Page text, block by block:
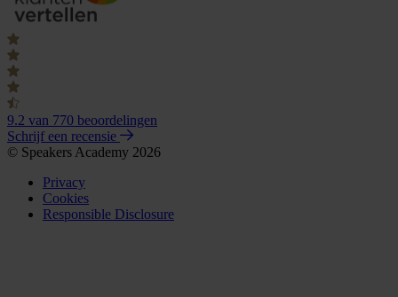
9.2 van 770 beoordelingen
Schrijf een recensie
© Speakers Academy 2026
Privacy
Cookies
Responsible Disclosure